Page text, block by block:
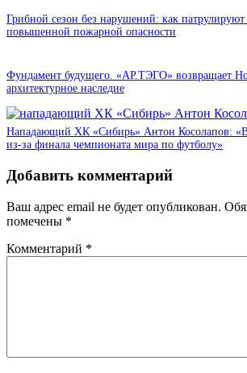
Грибной сезон без нарушений: как патрулируют
повышенной пожарной опасности
Фундамент будущего. «АР.ТЭГО» возвращает
архитектурное наследие
Нападающий ХК «Сибирь» Антон Косолапов:
из-за финала чемпионата мира по футболу»
Добавить комментарий
Ваш адрес email не будет опубликован.
помечены *
Комментарий *